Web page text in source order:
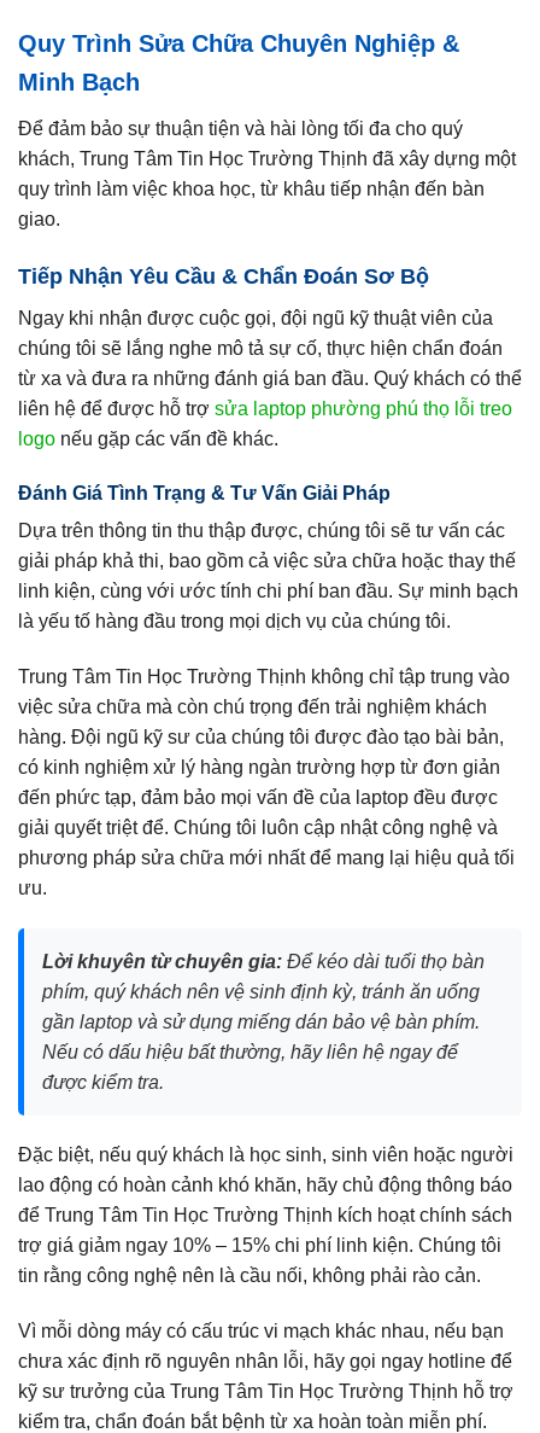
Quy Trình Sửa Chữa Chuyên Nghiệp &
Minh Bạch
Để đảm bảo sự thuận tiện và hài lòng tối đa cho quý
khách, Trung Tâm Tin Học Trường Thịnh đã xây dựng một
quy trình làm việc khoa học, từ khâu tiếp nhận đến bàn
giao.
Tiếp Nhận Yêu Cầu & Chẩn Đoán Sơ Bộ
Ngay khi nhận được cuộc gọi, đội ngũ kỹ thuật viên của
chúng tôi sẽ lắng nghe mô tả sự cố, thực hiện chẩn đoán
từ xa và đưa ra những đánh giá ban đầu. Quý khách có thể
liên hệ để được hỗ trợ sửa laptop phường phú thọ lỗi treo
logo nếu gặp các vấn đề khác.
Đánh Giá Tình Trạng & Tư Vấn Giải Pháp
Dựa trên thông tin thu thập được, chúng tôi sẽ tư vấn các
giải pháp khả thi, bao gồm cả việc sửa chữa hoặc thay thế
linh kiện, cùng với ước tính chi phí ban đầu. Sự minh bạch
là yếu tố hàng đầu trong mọi dịch vụ của chúng tôi.
Trung Tâm Tin Học Trường Thịnh không chỉ tập trung vào
việc sửa chữa mà còn chú trọng đến trải nghiệm khách
hàng. Đội ngũ kỹ sư của chúng tôi được đào tạo bài bản,
có kinh nghiệm xử lý hàng ngàn trường hợp từ đơn giản
đến phức tạp, đảm bảo mọi vấn đề của laptop đều được
giải quyết triệt để. Chúng tôi luôn cập nhật công nghệ và
phương pháp sửa chữa mới nhất để mang lại hiệu quả tối
ưu.
Lời khuyên từ chuyên gia: Để kéo dài tuổi thọ bàn
phím, quý khách nên vệ sinh định kỳ, tránh ăn uống
gần laptop và sử dụng miếng dán bảo vệ bàn phím.
Nếu có dấu hiệu bất thường, hãy liên hệ ngay để
được kiểm tra.
Đặc biệt, nếu quý khách là học sinh, sinh viên hoặc người
lao động có hoàn cảnh khó khăn, hãy chủ động thông báo
để Trung Tâm Tin Học Trường Thịnh kích hoạt chính sách
trợ giá giảm ngay 10% – 15% chi phí linh kiện. Chúng tôi
tin rằng công nghệ nên là cầu nối, không phải rào cản.
Vì mỗi dòng máy có cấu trúc vi mạch khác nhau, nếu bạn
chưa xác định rõ nguyên nhân lỗi, hãy gọi ngay hotline để
kỹ sư trưởng của Trung Tâm Tin Học Trường Thịnh hỗ trợ
kiểm tra, chẩn đoán bắt bệnh từ xa hoàn toàn miễn phí.